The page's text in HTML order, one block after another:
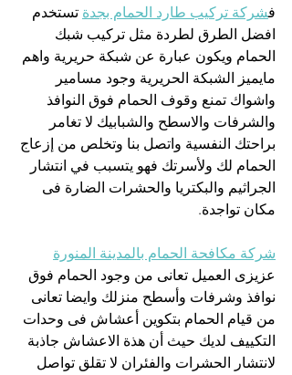
فشركة تركيب طارد الحمام بجدة تستخدم
افضل الطرق لطردة مثل تركيب شبك
الحمام ويكون عبارة عن شبكة حريرية واهم
مايميز الشبكة الحريرية وجود مسامير
واشواك تمنع وقوف الحمام فوق النوافذ
والشرفات والاسطح والشبابيك لا تغامر
براحتك النفسية واتصل بنا وتخلص من إزعاج
الحمام لك ولأسرتك فهو يتسبب في انتشار
الجراثيم والبكتريا والحشرات الضارة فى
مكان تواجدة.
شركة مكافحة الحمام بالمدينة المنورة
عزيزى العميل تعانى من وجود الحمام فوق
نوافذ وشرفات وأسطح منزلك وايضا تعانى
من قيام الحمام بتكوين أعشاش فى وحدات
التكييف لديك حيث أن هذة الاعشاش جاذبة
لانتشار الحشرات والفئران لا تقلق تواصل